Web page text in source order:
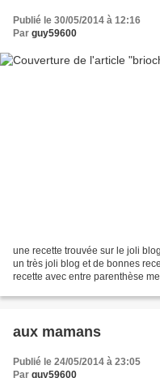
Publié le 30/05/2014 à 12:16
Par guy59600
une recette trouvée sur le joli
un très joli blog et de bonnes
recette avec entre parenthèse
aux mamans
Publié le 24/05/2014 à 23:05
Par guy59600